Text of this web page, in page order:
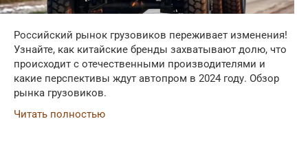
Российский рынок грузовиков переживает изменения!
Узнайте, как китайские бренды захватывают долю, что
происходит с отечественными производителями и
какие перспективы ждут автопром в 2024 году. Обзор
рынка грузовиков.
Читать полностью